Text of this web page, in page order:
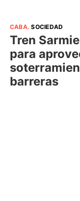
CABA.SOCIEDAD
Tren
para
barreras